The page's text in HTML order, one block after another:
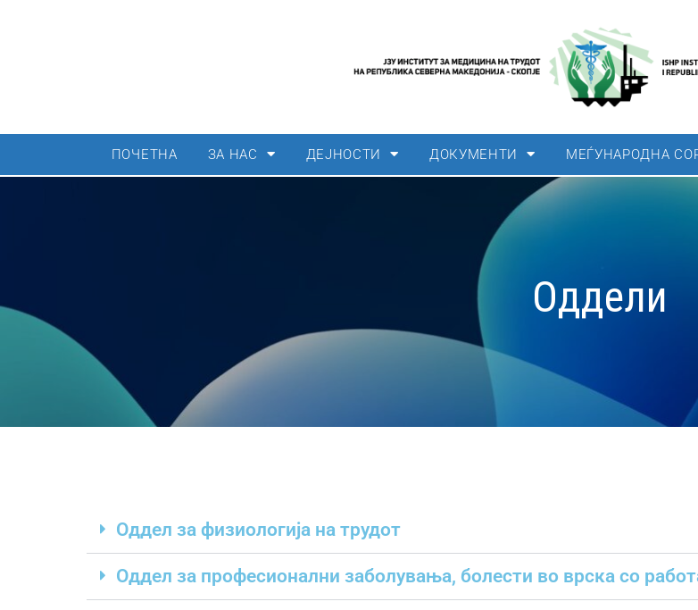
ПОЧЕТНА ЗА НАС ДЕЈНОСТИ ДОКУМЕНТИ МЕЃУНАРОДНА
Оддели
Оддел за физиологија на трудот
Оддел за професионални заболувања, болести во врска со